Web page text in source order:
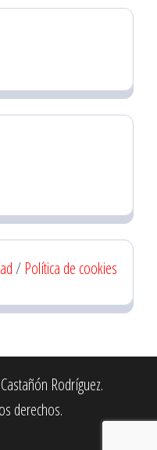
/ Política de cookies
Rodríguez.
derechos.